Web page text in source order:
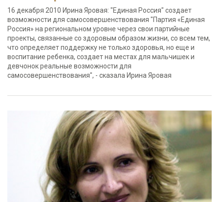
16 декабря 2010 Ирина Яровая: "Единая Россия" создает
возможности для самосовершенствования "Партия «Единая
Россия» на региональном уровне через свои партийные
проекты, связанные со здоровым образом жизни, со всем тем,
что определяет поддержку не только здоровья, но еще и
воспитание ребенка, создает на местах для мальчишек и
девчонок реальные возможности для
самосовершенствования", - сказала Ирина Яровая